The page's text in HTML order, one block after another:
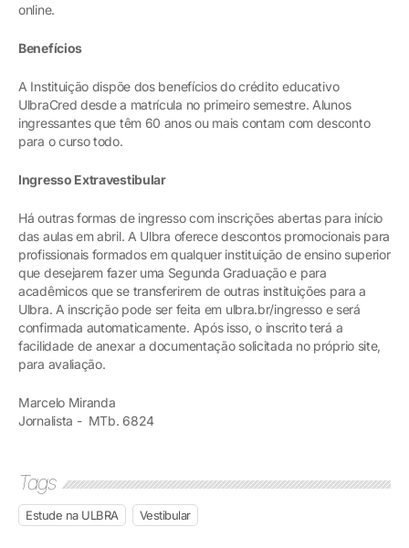
online.
Benefícios
A Instituição dispõe dos benefícios do crédito educativo
UlbraCred desde a matrícula no primeiro semestre. Alunos
ingressantes que têm 60 anos ou mais contam com desconto
para o curso todo.
Ingresso Extravestibular
Há outras formas de ingresso com inscrições abertas para início
das aulas em abril. A Ulbra oferece descontos promocionais para
profissionais formados em qualquer instituição de ensino superior
que desejarem fazer uma Segunda Graduação e para
acadêmicos que se transferirem de outras instituições para a
Ulbra. A inscrição pode ser feita em ulbra.br/ingresso e será
confirmada automaticamente. Após isso, o inscrito terá a
facilidade de anexar a documentação solicitada no próprio site,
para avaliação.
Marcelo Miranda
Jornalista - MTb. 6824
Tags
Estude na ULBRA Vestibular